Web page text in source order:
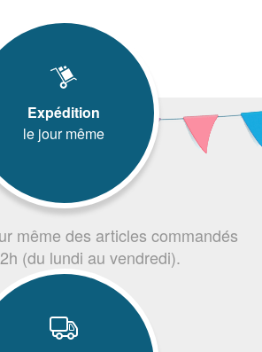
Expédition
le jour même
même des articles commandés
(du lundi au vendredi).